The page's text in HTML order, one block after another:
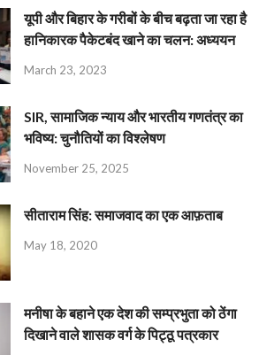
यूपी और बिहार के गरीबों के बीच बढ़ता जा रहा है
हानिकारक पैकेटबंद खाने का चलन: अध्ययन
March 23, 2023
SIR, सामाजिक न्याय और भारतीय गणतंत्र का
भविष्य: चुनौतियों का विश्लेषण
November 25, 2025
सीताराम सिंह: समाजवाद का एक आफ़ताब
May 18, 2020
मनीषा के बहाने एक देश की सम्प्रभुता को ठेंगा
दिखाने वाले शासक वर्ग के पिट्ठू पत्रकार